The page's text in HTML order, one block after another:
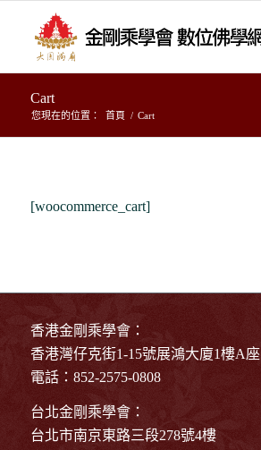
Cart
您現在的位置： 首頁 / Cart
[woocommerce_cart]
香港金剛乘學會：
香港灣仔克街1-15號展鴻大廈1樓A座
電話：852-2575-0808
台北金剛乘學會：
台北市南京東路三段278號4樓